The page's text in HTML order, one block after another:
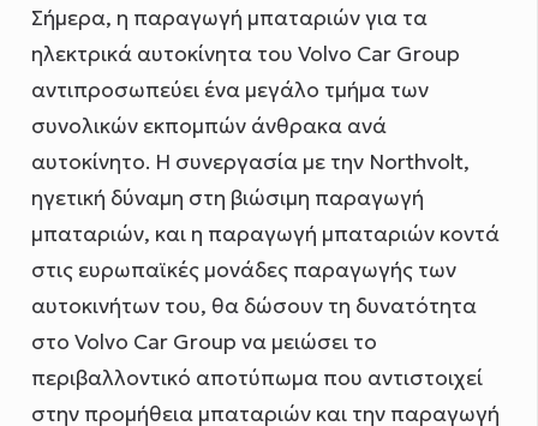
Σήμερα, η παραγωγή μπαταριών για τα
ηλεκτρικά αυτοκίνητα του Volvo Car Group
αντιπροσωπεύει ένα μεγάλο τμήμα των
συνολικών εκπομπών άνθρακα ανά
αυτοκίνητο. Η συνεργασία με την Northvolt,
ηγετική δύναμη στη βιώσιμη παραγωγή
μπαταριών, και η παραγωγή μπαταριών κοντά
στις ευρωπαϊκές μονάδες παραγωγής των
αυτοκινήτων του, θα δώσουν τη δυνατότητα
στο Volvo Car Group να μειώσει το
περιβαλλοντικό αποτύπωμα που αντιστοιχεί
στην προμήθεια μπαταριών και την παραγωγή